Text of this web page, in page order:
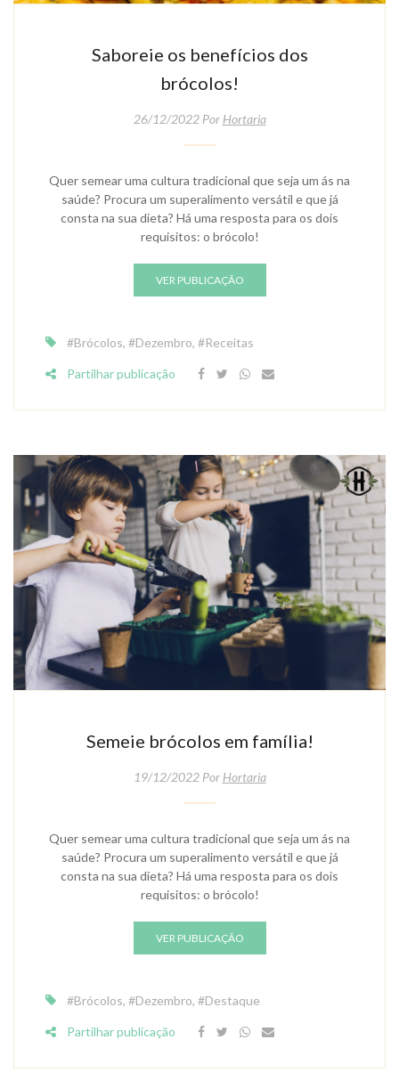
Saboreie os benefícios dos
brócolos!
26/12/2022 Por Hortaria
Quer semear uma cultura tradicional que seja um ás na
saúde? Procura um superalimento versátil e que já
consta na sua dieta? Há uma resposta para os dois
requisitos: o brócolo!
VER PUBLICAÇÃO
#Brócolos, #Dezembro, #Receitas
Partilhar publicação
Semeie brócolos em família!
19/12/2022 Por Hortaria
Quer semear uma cultura tradicional que seja um ás na
saúde? Procura um superalimento versátil e que já
consta na sua dieta? Há uma resposta para os dois
requisitos: o brócolo!
VER PUBLICAÇÃO
#Brócolos, #Dezembro, #Destaque
Partilhar publicação